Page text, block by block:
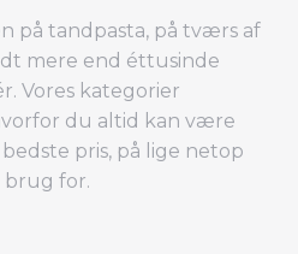
på tandpasta, på tværs af
mere end éttusinde
Vores kategorier
du altid kan være
pris, på lige netop
brug for.